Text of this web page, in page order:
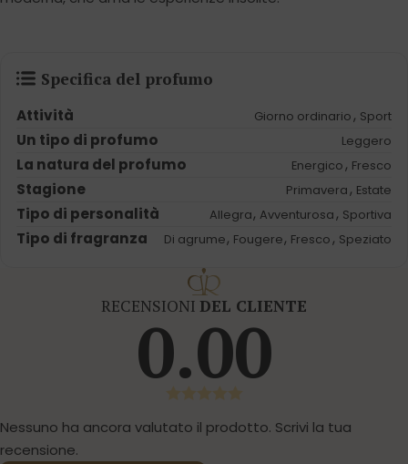
Specifica del profumo
Attività Giorno ordinario , Sport
Un tipo di profumo Leggero
La natura del profumo Energico , Fresco
Stagione Primavera , Estate
Tipo di personalità Allegra, Avventurosa , Sportiva
Tipo di fragranza Di agrume, Fougere, Fresco , Speziato
RECENSIONI DEL CLIENTE
0.00
Nessuno ha ancora valutato il prodotto. Scrivi la tua
recensione.